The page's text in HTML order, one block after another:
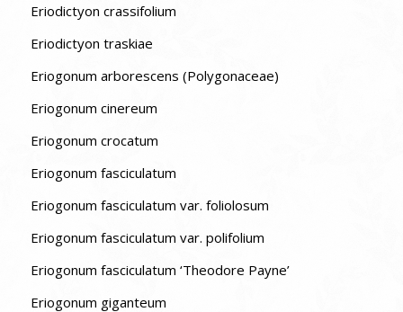
Eriodictyon crassifolium
Eriodictyon traskiae
Eriogonum arborescens (Polygonaceae)
Eriogonum cinereum
Eriogonum crocatum
Eriogonum fasciculatum
Eriogonum fasciculatum var. foliolosum
Eriogonum fasciculatum var. polifolium
Eriogonum fasciculatum ‘Theodore Payne’
Eriogonum giganteum